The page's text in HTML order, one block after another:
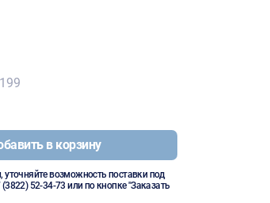
в корзину
уточняйте возможность поставки под
(3822) 52-34-73 или по кнопке "Заказать